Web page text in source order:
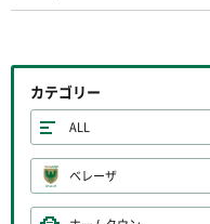
カテゴリー
ALL
ベレーザ